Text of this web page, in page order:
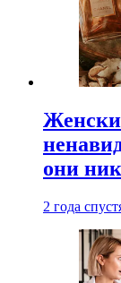
они
2 года